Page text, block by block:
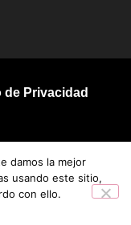
de Privacidad
damos la mejor
usando este sitio,
con ello.